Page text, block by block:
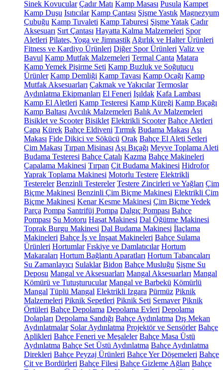
Sinek Kovucular Çadır Matı Kamp Masası Pusula Kampet
Kamp Duşu Isıtıcılar Kamp Çantası Şişme Yastık Magnezyum
Çubuğu Kamp Tuvaleti Kamp Taburesi Şişme Yatak Çadır
Aksesuarı Sırt Çantası Hayatta Kalma Malzemeleri Spor
Aletleri Pilates, Yoga ve Jimnastik Ağırlık ve Halter Ürünleri
Fitness ve Kardiyo Ürünleri Diğer Spor Ürünleri Valiz ve
Bavul Kamp Mutfak Malzemeleri Termal Çanta Matara
Kamp Yemek Pişirme Seti Kamp Buzluk ve Soğutucu
Ürünler Kamp Demliği Kamp Tavası Kamp Ocağı Kamp
Mutfak Aksesuarları Çakmak ve Yakıcılar Termoslar
Aydınlatma Ekipmanları El Feneri Işıldak Kafa Lambası
Kamp El Aletleri Kamp Testeresi Kamp Küreği Kamp Bıçağı
Kamp Baltası Avcılık Malzemeleri Balık Av Malzemeleri
Bisiklet ve Scooter Bisiklet Elektrikli Scooter Bahçe Aletleri
Çapa Kürek Bahçe Eldiveni Tırmık Budama Makası Aşı
Makası Fide Dikici ve Sökücü Orak Bahçe El Aleti Setleri
Çim Makası Tırpan Misinası Aşı Bıçağı Meyve Toplama Aleti
Budama Testeresi Bahçe Çatalı Kazma Bahçe Makineleri
Çapalama Makinesi Tırpan Çit Budama Makinesi Hidrofor
Yaprak Toplama Makinesi Motorlu Testere Elektrikli
Testereler Benzinli Testereler Testere Zincirleri ve Yağları Çim
Biçme Makinesi Benzinli Çim Biçme Makinesi Elektrikli Çim
Biçme Makinesi Kenar Kesme Makinesi Çim Biçme Yedek
Parça Pompa Santrifüj Pompa Dalgıç Pompası Bahçe
Pompası Su Motoru Hasat Makinesi Dal Öğütme Makinesi
Toprak Burgu Makinesi Dal Budama Makinesi İlaçlama
Makineleri Bahçe İş ve İnşaat Makineleri Bahçe Sulama
Ürünleri Hortumlar Fıskiye ve Damlatıcılar Hortum
Makaraları Hortum Bağlantı Aparatları Hortum Tabancaları
Su Zamanlayıcı Sulaklar Bidon Bahçe Musluğu Şişme Su
Deposu Mangal ve Aksesuarları Mangal Aksesuarları Mangal
Kömürü ve Tutuşturucular Mangal ve Barbekü Kömürlü
Mangal Tüplü Mangal Elektrikli Izgara Pürmüz Piknik
Malzemeleri Piknik Sepetleri Piknik Seti Semaver Piknik
Örtüleri Bahçe Depolama Depolama Evleri Depolama
Dolapları Depolama Sandığı Bahçe Aydınlatma Dış Mekan
Aydınlatmalar Solar Aydınlatma Projektör ve Sensörler Bahçe
Aplikleri Bahçe Feneri ve Meşaleler Bahçe Masa Üstü
Aydınlatma Bahçe Set Üstü Aydınlatma Bahçe Aydınlatma
Direkleri Bahçe Peyzaj Ürünleri Bahçe Yer Döşemeleri Bahçe
Çit ve Bordürleri Bahçe Filesi Bahçe Gizleme Ağları Bahçe